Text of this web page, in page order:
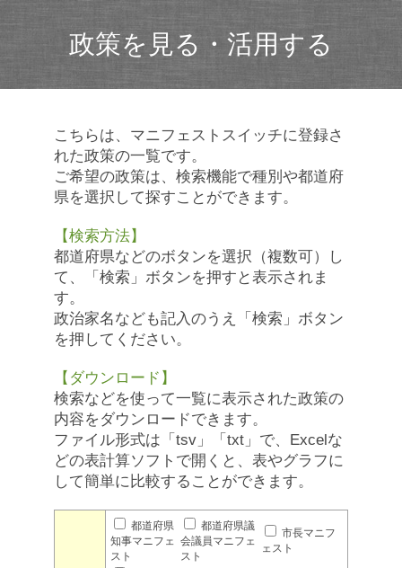
政策を見る・活用する
こちらは、マニフェストスイッチに登録さ
れた政策の一覧です。
ご希望の政策は、検索機能で種別や都道府
県を選択して探すことができます。
【検索方法】
都道府県などのボタンを選択（複数可）し
て、「検索」ボタンを押すと表示されま
す。
政治家名なども記入のうえ「検索」ボタン
を押してください。
【ダウンロード】
検索などを使って一覧に表示された政策の
内容をダウンロードできます。
ファイル形式は「tsv」「txt」で、Excelな
どの表計算ソフトで開くと、表やグラフに
して簡単に比較することができます。
都道府県
知事マニフェ
スト
都道府県議
会議員マニフェ
スト
市長マニフ
ェスト